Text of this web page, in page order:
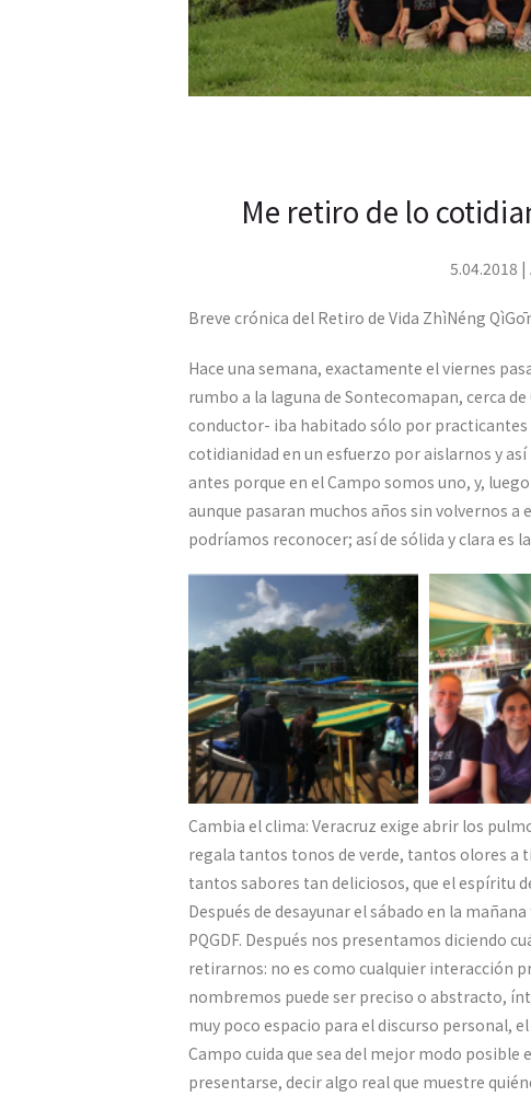
Me retiro de lo
5.04.2018
Breve crónica del Retiro de Vida ZhìNéng
Hace una semana, exactamente el viernes
rumbo a la laguna de Sontecomapan, cerca
conductor- iba habitado sólo por practicantes
cotidianidad en un esfuerzo por aislarnos y
antes porque en el Campo somos uno, y,
aunque pasaran muchos años sin volvernos
podríamos reconocer; así de sólida y clara es
Cambia el clima: Veracruz exige abrir los
regala tantos tonos de verde, tantos olores
tantos sabores tan deliciosos, que el espíritu
Después de desayunar el sábado en la
PQGDF. Después nos presentamos diciendo
retirarnos: no es como cualquier interacción
nombremos puede ser preciso o abstracto,
muy poco espacio para el discurso personal,
Campo cuida que sea del mejor modo posible
presentarse, decir algo real que muestre